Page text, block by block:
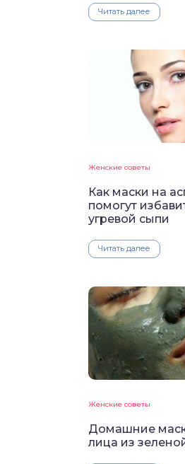
Читать далее
Женские советы
Как маски на
помогут
угревой сыпи
Читать далее
Женские советы
Домашние
лица из